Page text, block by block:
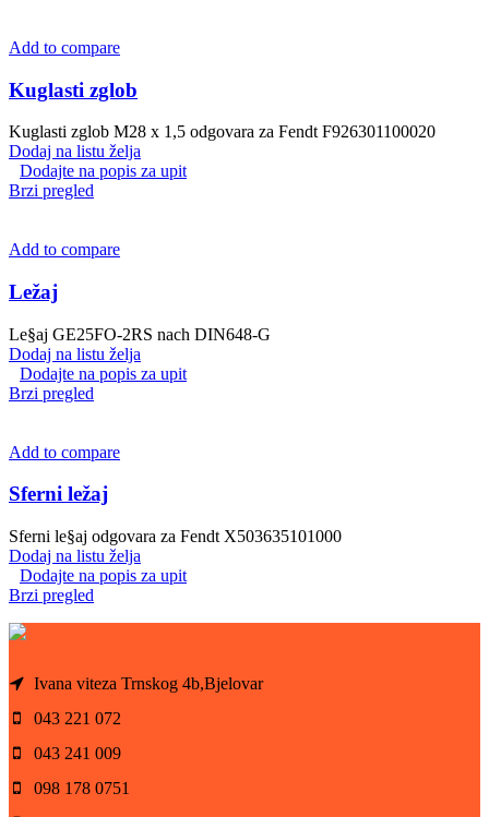
Add to compare
Kuglasti zglob
Kuglasti zglob M28 x 1,5 odgovara za Fendt F926301100020
Dodaj na listu želja
Dodajte na popis za upit
Brzi pregled
Add to compare
Ležaj
Le§aj GE25FO-2RS nach DIN648-G
Dodaj na listu želja
Dodajte na popis za upit
Brzi pregled
Add to compare
Sferni ležaj
Sferni le§aj odgovara za Fendt X503635101000
Dodaj na listu želja
Dodajte na popis za upit
Brzi pregled
Ivana viteza Trnskog 4b,Bjelovar
043 221 072
043 241 009
098 178 0751